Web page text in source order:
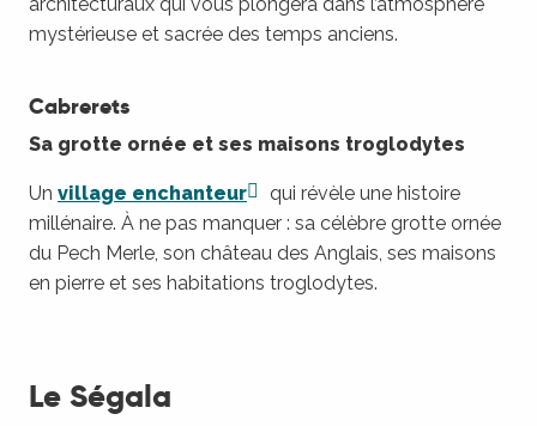
mystérieuse et sacrée des temps anciens.
Cabrerets
Sa grotte ornée et ses maisons troglodytes
Un village enchanteur
qui révèle une histoire
millénaire. À ne pas manquer : sa célèbre grotte ornée
du Pech Merle, son château des Anglais, ses maisons
en pierre et ses habitations troglodytes.
Le Ségala